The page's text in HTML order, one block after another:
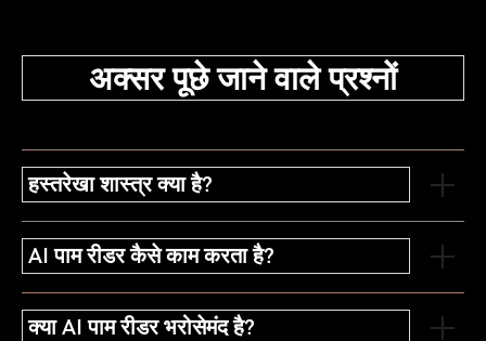
अक्सर पूछे जाने वाले प्रश्नों
हस्तरेखा शास्त्र क्या है?
AI पाम रीडर कैसे काम करता है?
क्या AI पाम रीडर भरोसेमंद है?